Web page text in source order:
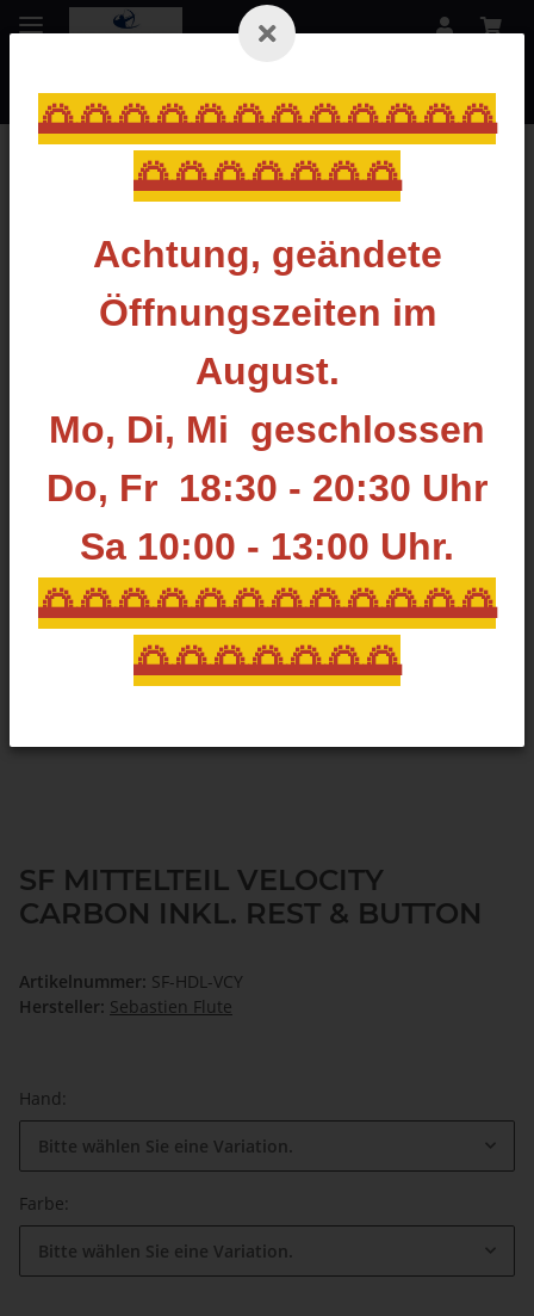
🌅🌅🌅🌅🌅🌅🌅🌅🌅🌅🌅🌅
🌅🌅🌅🌅🌅🌅🌅
Achtung, geändete
Öffnungszeiten im
August.
Mo, Di, Mi geschlossen
Do, Fr 18:30 - 20:30 Uhr
Sa 10:00 - 13:00 Uhr.
🌅🌅🌅🌅🌅🌅🌅🌅🌅🌅🌅🌅
🌅🌅🌅🌅🌅🌅🌅
Zurück zur Liste WINNERS
SF MITTELTEIL VELOCITY
CARBON INKL. REST & BUTTON
Artikelnummer: SF-HDL-VCY
Hersteller: Sebastien Flute
Hand:
Bitte wählen Sie eine Variation.
Farbe:
Bitte wählen Sie eine Variation.